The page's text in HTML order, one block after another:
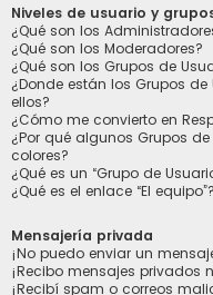
Niveles de usuario y
¿Qué son los
¿Qué son los Moderadores?
¿Qué son los Grupos de
¿Donde están los Grupos
ellos?
¿Cómo me convierto en
¿Por qué algunos Grupos
colores?
¿Qué es un “Grupo de
¿Qué es el enlace “El equipo”?
Mensajería privada
¡No puedo enviar un
¡Recibo mensajes privados
¡Recibí spam o correos